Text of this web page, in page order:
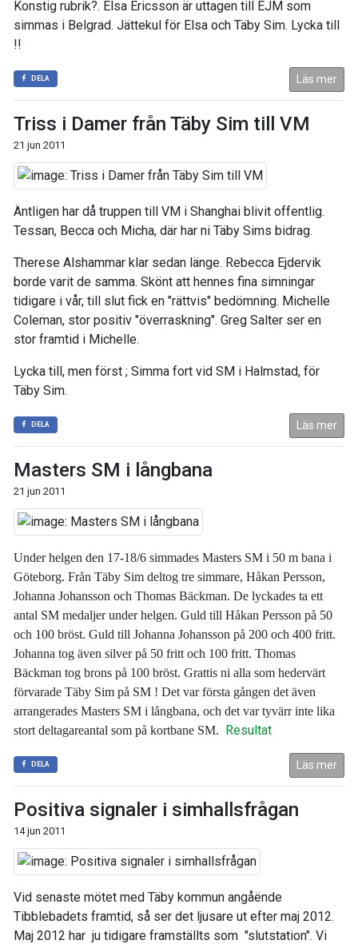
Konstig rubrik?. Elsa Ericsson är uttagen till EJM som
simmas i Belgrad. Jättekul för Elsa och Täby Sim. Lycka till
!!
DELA Läs mer
Triss i Damer från Täby Sim till VM
21 jun 2011
Äntligen har då truppen till VM i Shanghai blivit offentlig.
Tessan, Becca och Micha, där har ni Täby Sims bidrag.
Therese Alshammar klar sedan länge. Rebecca Ejdervik
borde varit de samma. Skönt att hennes fina simningar
tidigare i vår, till slut fick en "rättvis" bedömning. Michelle
Coleman, stor positiv "överraskning". Greg Salter ser en
stor framtid i Michelle.
Lycka till, men först ; Simma fort vid SM i Halmstad, för
Täby Sim.
DELA Läs mer
Masters SM i långbana
21 jun 2011
Under helgen den 17-18/6 simmades Masters SM i 50 m bana i
Göteborg. Från Täby Sim deltog tre simmare, Håkan Persson,
Johanna Johansson och Thomas Bäckman. De lyckades ta ett
antal SM medaljer under helgen. Guld till Håkan Persson på 50
och 100 bröst. Guld till Johanna Johansson på 200 och 400 fritt.
Johanna tog även silver på 50 fritt och 100 fritt. Thomas
Bäckman tog brons på 100 bröst. Grattis ni alla som hedervärt
förvarade Täby Sim på SM ! Det var första gången det även
arrangerades Masters SM i långbana, och det var tyvärr inte lika
stort deltagareantal som på kortbane SM. Resultat
DELA Läs mer
Positiva signaler i simhallsfrågan
14 jun 2011
Vid senaste mötet med Täby kommun angåënde
Tibblebadets framtid, så ser det ljusare ut efter maj 2012.
Maj 2012 har ju tidigare framställts som "slutstation". Vi